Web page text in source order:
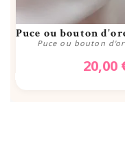
Aperçu
Puce ou bouton
20,00